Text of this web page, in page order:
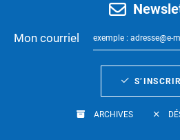
Mon courriel
ARCHIVES